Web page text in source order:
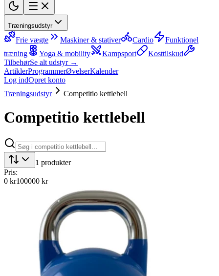
Træningsudstyr
Frie vægte Maskiner & stativer Cardio
Funktionel
træning
Yoga & mobility Kampsport
Kosttilskud
TilbehørSe alt udstyr →
ArtiklerProgrammerØvelserKalender
Log indOpret konto
Træningsudstyr
Competitio kettlebell
Competitio kettlebell
1 produkter
Pris:
0 kr100000 kr